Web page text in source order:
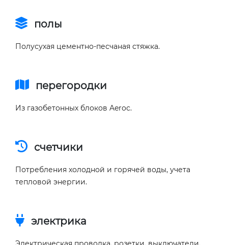
полы
Полусухая цементно-песчаная стяжка.
перегородки
Из газобетонных блоков Aeroс.
счетчики
Потребления холодной и горячей воды, учета
тепловой энергии.
электрика